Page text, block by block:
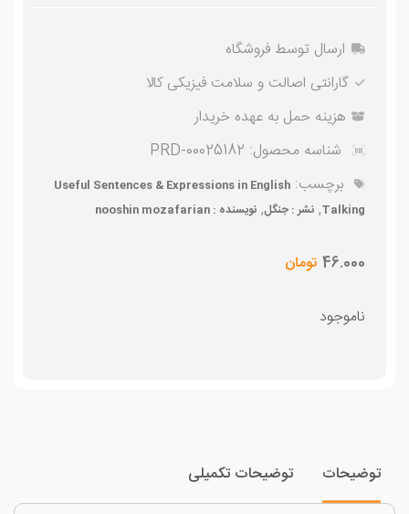
ارسال توسط فروشگاه
گارانتی اصالت و سلامت فیزیکی کالا
هزینه حمل به عهده خریدار
شناسه محصول:PRD-00025182
برچسب:Useful Sentences & Expressions in English
Talking
,نشر : جنگل,نویسنده : nooshin mozafarian
46.000تومان
ناموجود
توضیحات تکمیلی